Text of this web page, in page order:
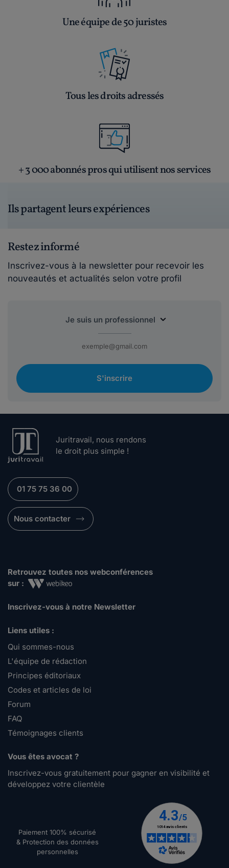
Une équipe de 50 juristes
Tous les droits adressés
+ 3 000 abonnés pros qui utilisent nos services
Ils partagent leurs expériences
Restez informé
Inscrivez-vous à la newsletter pour recevoir les
nouveautés et actualités selon votre profil
S'inscrire
Juritravail, nous rendons
le droit plus simple !
01 75 75 36 00
Nous contacter
Retrouvez toutes nos webconférences
sur :
Inscrivez-vous à notre Newsletter
Liens utiles :
Qui sommes-nous
L'équipe de rédaction
Principes éditoriaux
Codes et articles de loi
Forum
FAQ
Témoignages clients
Vous êtes avocat ?
Inscrivez-vous gratuitement pour gagner en visibilité et
développez votre clientèle
Paiement 100% sécurisé
& Protection des données
personnelles